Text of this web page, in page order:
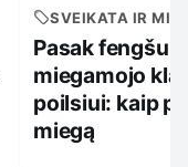
SVEIKATA IR
Pasak fengšui,
miegamojo
poilsiui: kaip
miegą